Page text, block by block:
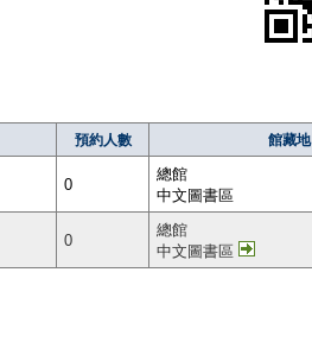
預約人數 館藏地
0
總館
中文圖書區
0
總館
中文圖書區